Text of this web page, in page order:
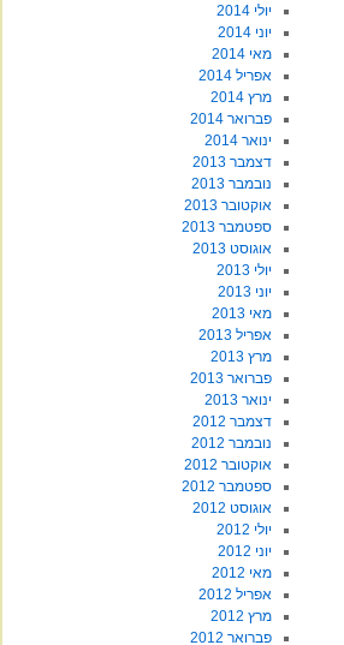
יולי 2014
יוני 2014
מאי 2014
אפריל 2014
מרץ 2014
פברואר 2014
ינואר 2014
דצמבר 2013
נובמבר 2013
אוקטובר 2013
ספטמבר 2013
אוגוסט 2013
יולי 2013
יוני 2013
מאי 2013
אפריל 2013
מרץ 2013
פברואר 2013
ינואר 2013
דצמבר 2012
נובמבר 2012
אוקטובר 2012
ספטמבר 2012
אוגוסט 2012
יולי 2012
יוני 2012
מאי 2012
אפריל 2012
מרץ 2012
פברואר 2012